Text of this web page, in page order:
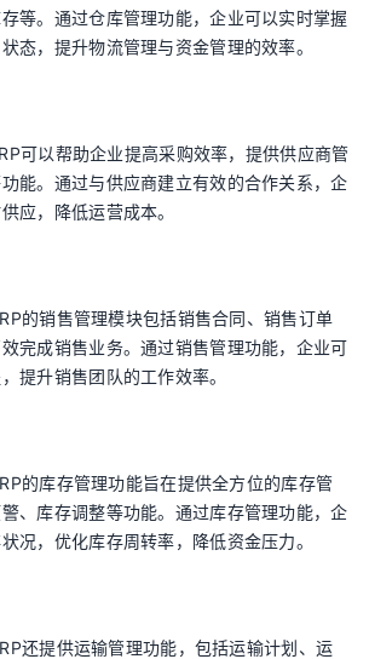
等。通过仓库管理功能，企业可以实时掌握
态，提升物流管理与资金管理的效率。
可以帮助企业提高采购效率，提供供应商管
能。通过与供应商建立有效的合作关系，企
应，降低运营成本。
的销售管理模块包括销售合同、销售订单
完成销售业务。通过销售管理功能，企业可
提升销售团队的工作效率。
的库存管理功能旨在提供全方位的库存管
、库存调整等功能。通过库存管理功能，企
况，优化库存周转率，降低资金压力。
还提供运输管理功能，包括运输计划、运